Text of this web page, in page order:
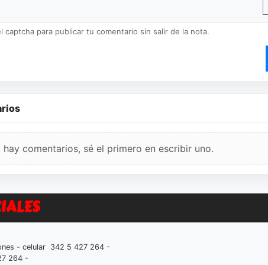
captcha para publicar tu comentario sin salir de la nota.
hay comentarios, sé el primero en escribir uno.
- celular 342 5 427 264 -
264 -